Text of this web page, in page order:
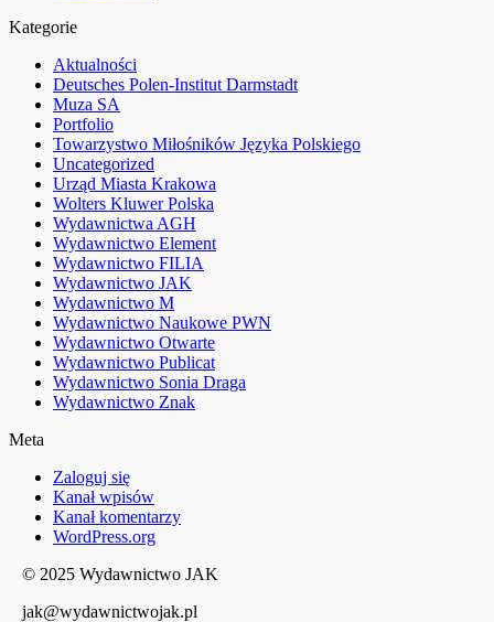
Kategorie
Aktualności
Deutsches Polen-Institut Darmstadt
Muza SA
Portfolio
Towarzystwo Miłośników Języka Polskiego
Uncategorized
Urząd Miasta Krakowa
Wolters Kluwer Polska
Wydawnictwa AGH
Wydawnictwo Element
Wydawnictwo FILIA
Wydawnictwo JAK
Wydawnictwo M
Wydawnictwo Naukowe PWN
Wydawnictwo Otwarte
Wydawnictwo Publicat
Wydawnictwo Sonia Draga
Wydawnictwo Znak
Meta
Zaloguj się
Kanał wpisów
Kanał komentarzy
WordPress.org
© 2025 Wydawnictwo JAK
jak@wydawnictwojak.pl